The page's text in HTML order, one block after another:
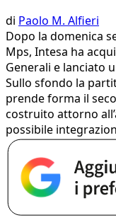
di Paolo M. Alfieri
Dopo la domenica
Mps, Intesa ha
Generali e lanciato
Sullo sfondo la
prende forma il
costruito attorno
possibile